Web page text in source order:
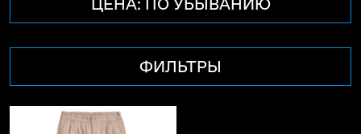
ЦЕНА: ПО УБЫВАНИЮ
ФИЛЬТРЫ